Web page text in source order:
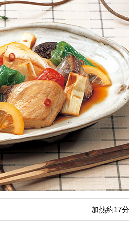
加熱約17分